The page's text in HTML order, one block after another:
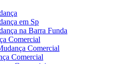
em Sp
na Barra Funda
Comercial
Comercial
Comercial